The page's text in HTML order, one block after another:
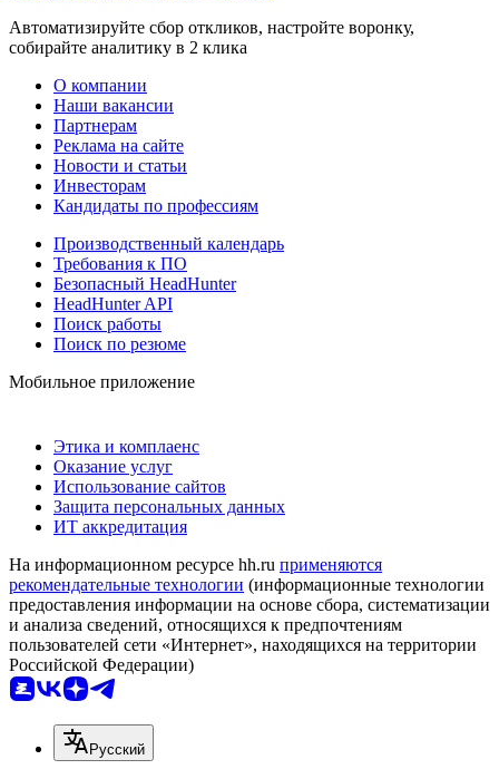
Автоматизируйте сбор откликов, настройте воронку,
собирайте аналитику в 2 клика
О компании
Наши вакансии
Партнерам
Реклама на сайте
Новости и статьи
Инвесторам
Кандидаты по профессиям
Производственный календарь
Требования к ПО
Безопасный HeadHunter
HeadHunter API
Поиск работы
Поиск по резюме
Мобильное приложение
Этика и комплаенс
Оказание услуг
Использование сайтов
Защита персональных данных
ИТ аккредитация
На информационном ресурсе hh.ru применяются
рекомендательные технологии (информационные технологии
предоставления информации на основе сбора, систематизации
и анализа сведений, относящихся к предпочтениям
пользователей сети «Интернет», находящихся на территории
Российской Федерации)
Русский